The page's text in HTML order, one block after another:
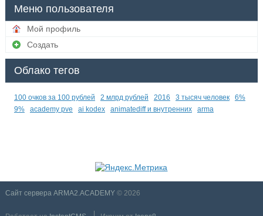
Меню пользователя
Мой профиль
Создать
Облако тегов
100 очков за 100 рублей 2 млрд рублей 2016 3 тысяч человек
6%
9%
academy pve ai kodex animatediff и внутренних arma
Сайт сервера ARMA2.ACADEMY© 2026